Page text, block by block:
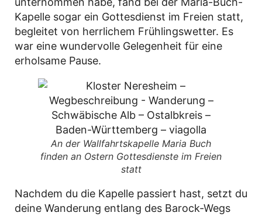
Kapelle sogar ein Gottesdienst im Freien statt,
begleitet von herrlichem Frühlingswetter. Es
war eine wundervolle Gelegenheit für eine
erholsame Pause.
An der Wallfahrtskapelle Maria Buch
finden an Ostern Gottesdienste im Freien
statt
Nachdem du die Kapelle passiert hast, setzt du
deine Wanderung entlang des Barock-Wegs